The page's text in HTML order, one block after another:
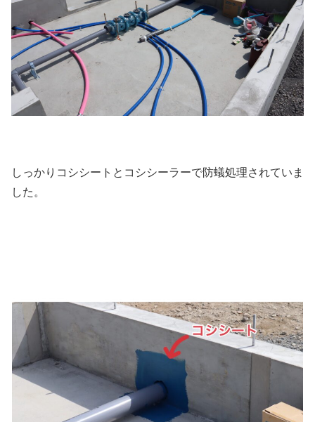
しっかりコシシートとコシシーラーで防蟻処理されていま
した。